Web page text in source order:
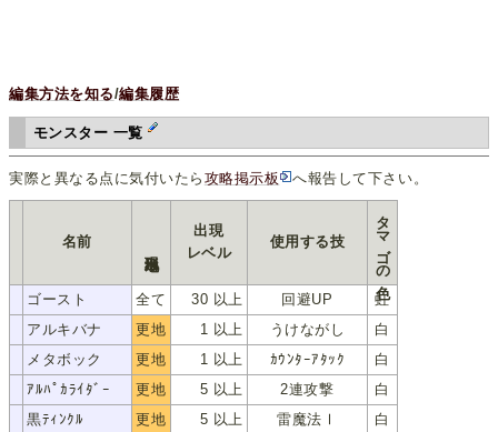
編集方法を知る/編集履歴
モンスター 一覧
実際と異なる点に気付いたら 攻略掲示板 へ報告して下さい。
名前
出現
レベル
使用する技 タマゴの色
ゴースト 全て 30 以上 回避UP 虹
アルキバナ 更地 1 以上 うけながし 白
メタボック 更地 1 以上 ｶｳﾝﾀｰｱﾀｯｸ 白
ｱﾙﾊﾟｶﾗｲﾀﾞｰ 更地 5 以上 2連攻撃 白
黒ﾃｨﾝｸﾙ 更地 5 以上 雷魔法Ⅰ 白